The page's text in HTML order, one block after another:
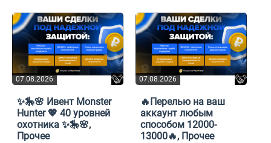
07.08.2026
✨🎠🌸 Ивент Monster
Hunter 💖 40 уровней
охотника ✨🎠🌸,
Прочее
07.08.2026
🔥Перелью на ваш
аккаунт любым
способом 12000-
13000🔥, Прочее